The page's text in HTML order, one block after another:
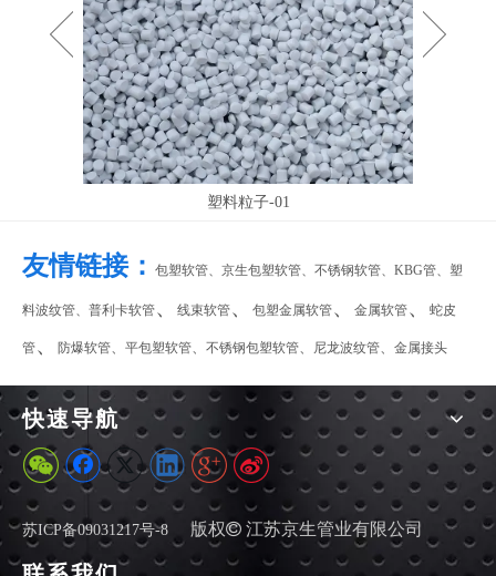
2019-05-05
PE波纹管PP软管的系数
PP波纹管 象研究梁的变形一样,我们从纯弯曲的情况着手,假设弯
2019-05-05
PE波纹管PP软管的补偿器
塑料粒子-01
友情链接： 包塑软管、 京生包塑软管、 不锈钢软管、 KBG管、 塑
料波纹管、 普利卡软管、 线束软管、 包塑金属软管、 金属软管、 蛇皮
管、 防爆软管、 平包塑软管、 不锈钢包塑软管、 尼龙波纹管、 金属接头
快速导航
苏ICP备09031217号-8 版权 江苏京生管业有限公司